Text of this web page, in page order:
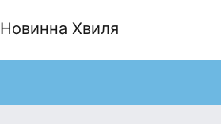
Новинна Хвиля